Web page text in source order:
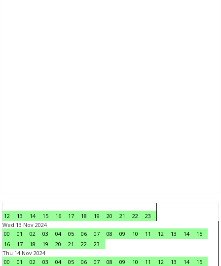
12 13 14 15 16 17 18 19 20 21 22
23
Wed 13 Nov 2024
00
01 02 03 04 05 06 07 08 09 10 11 12 13 14
15
16
17 18 19 20 21 22
23
Thu 14 Nov 2024
00
01 02 03 04 05 06 07 08 09 10 11 12 13 14
15